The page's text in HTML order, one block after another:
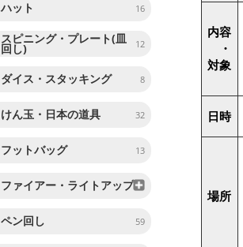
ハット 16
スピニング・プレート(皿
回し) 12
ダイス・スタッキング 8
けん玉・日本の道具 32
フットバッグ 13
ファイアー・ライトアップ
ペン回し 59
内容
・
対象
日時
場所